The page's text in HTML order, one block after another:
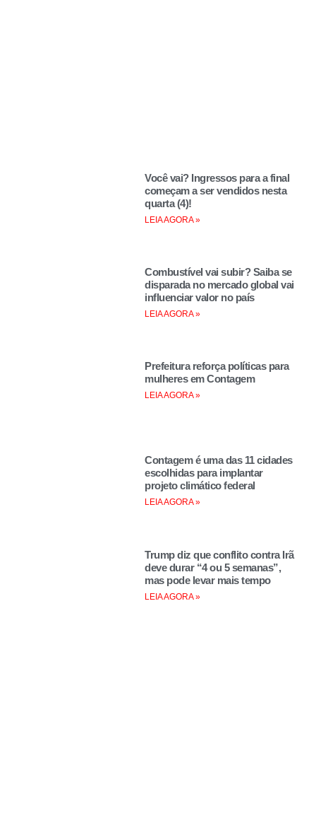
Você vai? Ingressos para a final
começam a ser vendidos nesta
quarta (4)!
LEIA AGORA »
Combustível vai subir? Saiba se
disparada no mercado global vai
influenciar valor no país
LEIA AGORA »
Prefeitura reforça políticas para
mulheres em Contagem
LEIA AGORA »
Contagem é uma das 11 cidades
escolhidas para implantar
projeto climático federal
LEIA AGORA »
Trump diz que conflito contra Irã
deve durar “4 ou 5 semanas”,
mas pode levar mais tempo
LEIA AGORA »